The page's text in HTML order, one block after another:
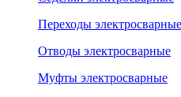
Переходы электросварные
Отводы электросварные
Муфты электросварные